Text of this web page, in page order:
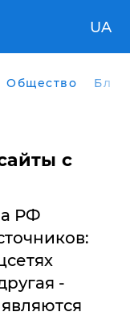
UA
Общество
с
РФ
-